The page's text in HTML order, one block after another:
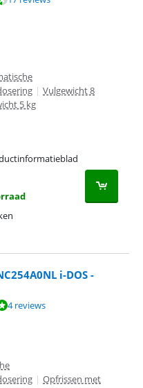
| Vulgewicht 8
5 kg
i-DOS -
op 4 reviews.
4 reviews
| Opfrissen met